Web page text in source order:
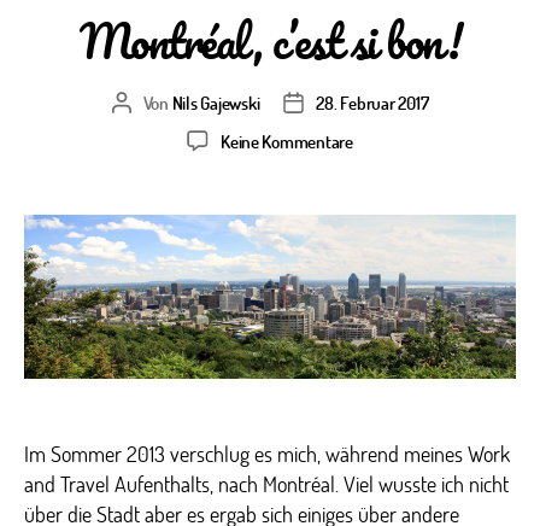
Montréal, c’est si bon!
Beitragsautor
Von Nils Gajewski Veröffentlichungsdatum
28. Februar 2017
Keine Kommentarezu
si
Im Sommer 2013 verschlug es mich, während meines Work
and Travel Aufenthalts, nach Montréal. Viel wusste ich nicht
über die Stadt aber es ergab sich einiges über andere